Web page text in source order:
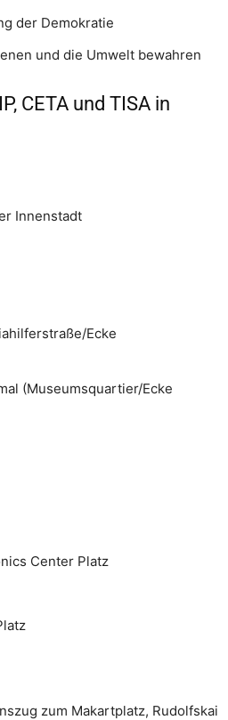
der Demokratie
und die Umwelt bewahren
CETA und TISA in
Innenstadt
Ecke
(Museumsquartier/Ecke
Center Platz
zum Makartplatz, Rudolfskai